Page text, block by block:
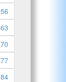
56
63
70
77
84